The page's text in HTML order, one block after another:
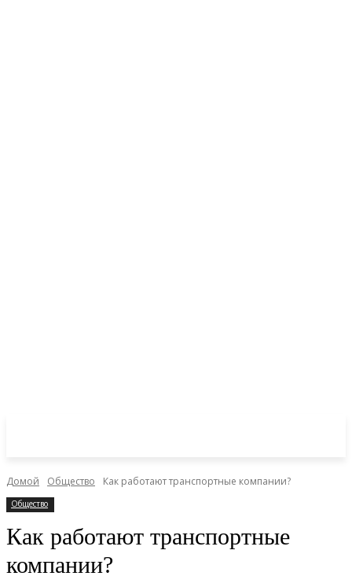
Домой Общество Как работают транспортные компании?
Общество
Как работают транспортные
компании?